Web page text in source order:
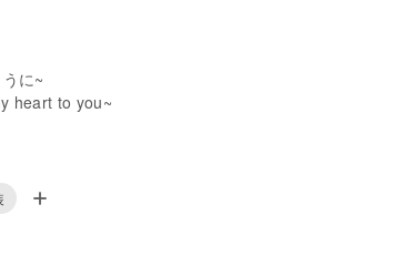
に~
heart to you~
インしました。